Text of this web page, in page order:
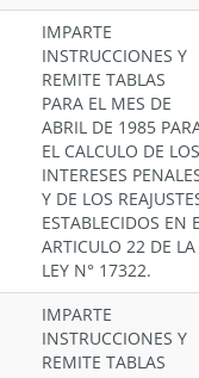
IMPARTE
INSTRUCCIONES Y
REMITE TABLAS
PARA EL MES DE
ABRIL DE 1985
EL CALCULO DE LOS
INTERESES
Y DE LOS
ESTABLECIDOS EN
ARTICULO 22 DE LA
LEY N° 17322.
IMPARTE
INSTRUCCIONES Y
REMITE TABLAS